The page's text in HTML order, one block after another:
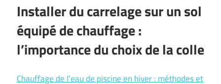
Installer du carrelage sur un sol
équipé de chauffage :
l’importance du choix de la colle
Chauffage de l’eau de piscine en hiver : méthodes et